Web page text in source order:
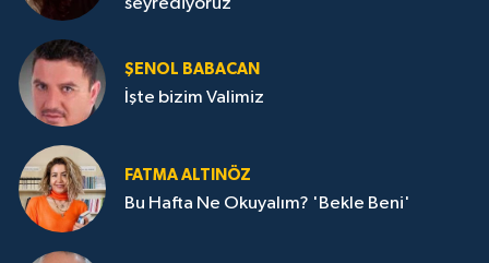
ŞENOL BABACAN
İşte bizim Valimiz
FATMA ALTINÖZ
Bu Hafta Ne Okuyalım? 'Bekle Beni'